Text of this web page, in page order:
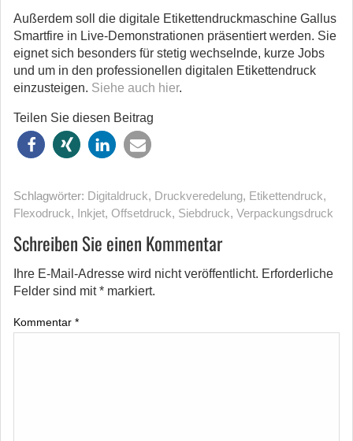
Außerdem soll die digitale Etikettendruckmaschine Gallus
Smartfire in Live-Demonstrationen präsentiert werden. Sie
eignet sich besonders für stetig wechselnde, kurze Jobs
und um in den professionellen digitalen Etikettendruck
einzusteigen. Siehe auch hier.
Teilen Sie diesen Beitrag
Schlagwörter: Digitaldruck, Druckveredelung, Etikettendruck,
Flexodruck, Inkjet, Offsetdruck, Siebdruck, Verpackungsdruck
Schreiben Sie einen Kommentar
Ihre E-Mail-Adresse wird nicht veröffentlicht. Erforderliche
Felder sind mit* markiert.
Kommentar *